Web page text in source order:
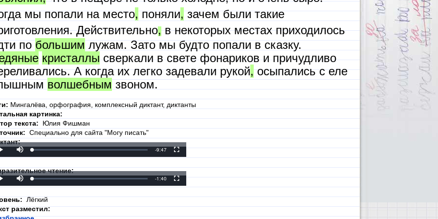
мы попали на место,поняли,зачем были такие
Действительно,в некоторых местах приходилось
побольшимлужам. Зато мы будто попали в сказку.
кристаллысверкали в свете фонариков и причудливо
А когда их легко задевали рукой,осыпались с еле
волшебным звоном.
Мингалёва, орфография, комплексный диктант, диктанты
картинка:
текста: Юлия Фишман
Специально для сайта "Могу писать"
Play
Mute
Loaded:
0%
Progress:
Remaining
-9:47 Fullscreen
чтение:
Play
Mute
Loaded:
0%
Progress:
Remaining
-1:40 Fullscreen
Лёгкий
разместил: